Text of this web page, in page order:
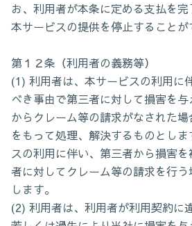
お、利用者が本条に定める支払を
本サービスの提供を停止することが
第１２条（利用者の義務等）
(1) 利用者は、本サービスの利用に
べき事由で第三者に対して損害を
からクレーム等の請求がなされた
をもって処理、解決するものとし
スの利用に伴い、第三者から損害
者に対してクレーム等の請求を行
します。
(2) 利用者は、利用者が利用契約に